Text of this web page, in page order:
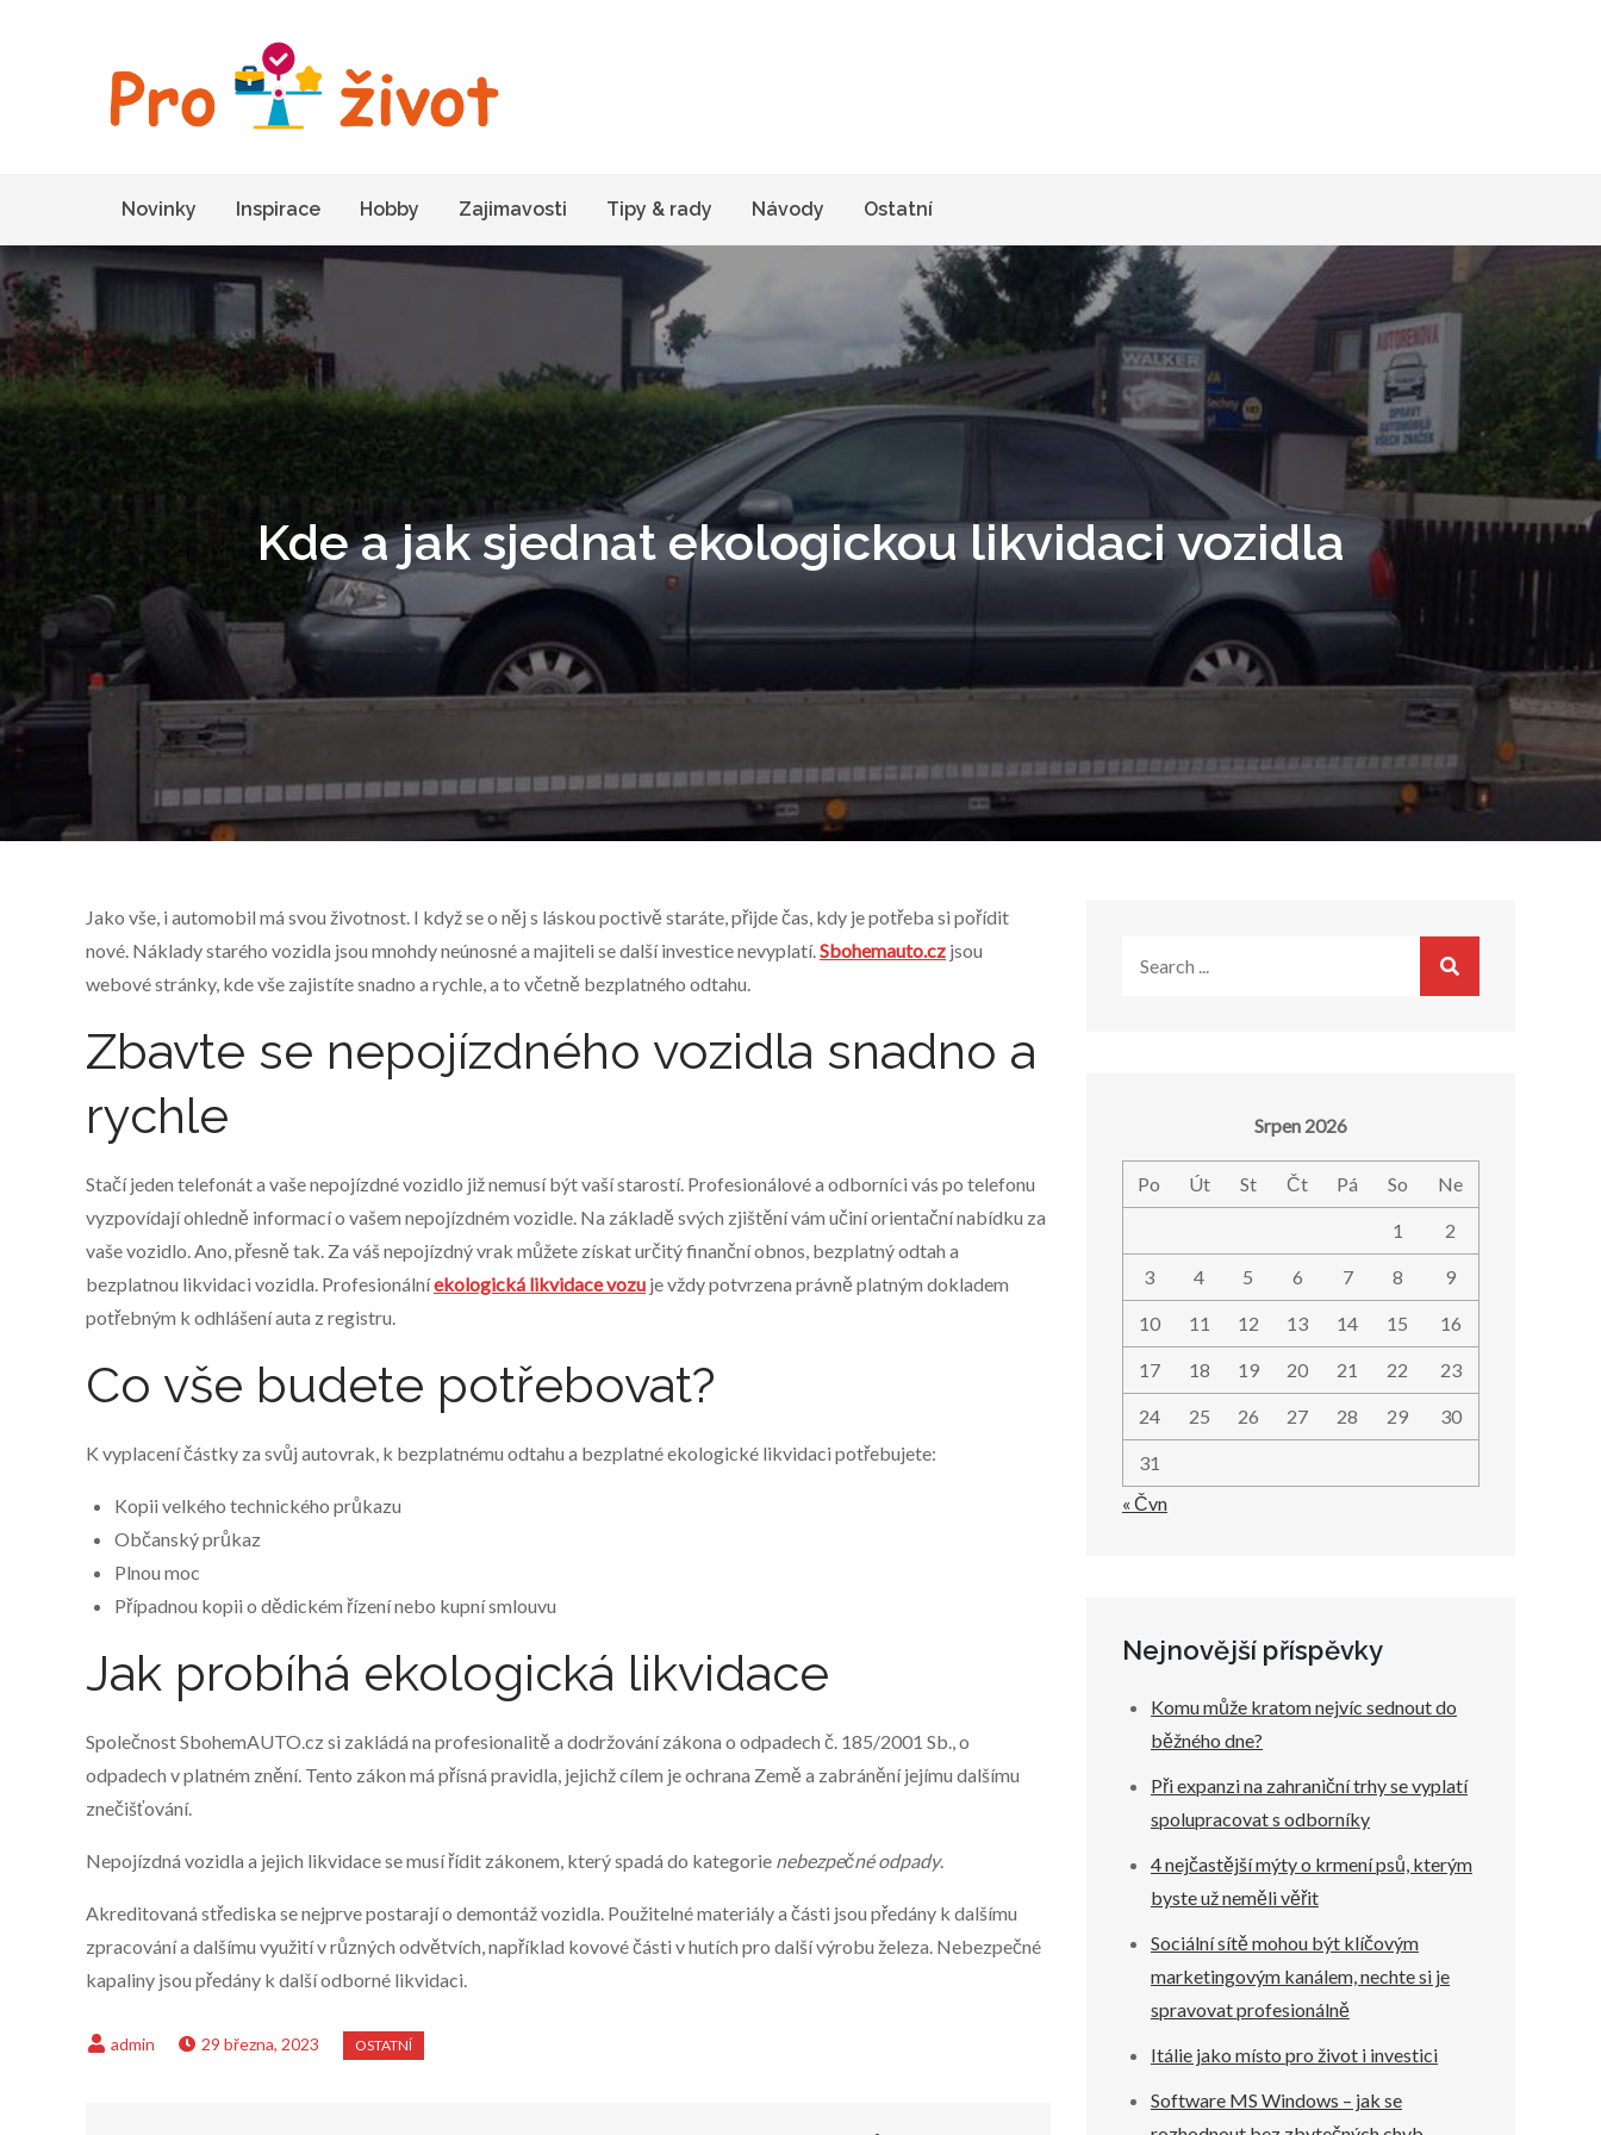
Novinky Inspirace Hobby Zajimavosti Tipy & rady Návody Ostatní
Kde a jak sjednat ekologickou likvidaci vozidla
Jako vše, i automobil má svou životnost. I když se o něj s láskou poctivě staráte, přijde čas, kdy je potřeba si pořídit
nové. Náklady starého vozidla jsou mnohdy neúnosné a majiteli se další investice nevyplatí.Sbohemauto.cz jsou
webové stránky, kde vše zajistíte snadno a rychle, a to včetně bezplatného odtahu.
Zbavte se nepojízdného vozidla snadno a
rychle
Stačí jeden telefonát a vaše nepojízdné vozidlo již nemusí být vaší starostí. Profesionálové a odborníci vás po telefonu
vyzpovídají ohledně informací o vašem nepojízdném vozidle. Na základě svých zjištění vám učiní orientační nabídku za
vaše vozidlo. Ano, přesně tak. Za váš nepojízdný vrak můžete získat určitý finanční obnos, bezplatný odtah a
bezplatnou likvidaci vozidla. Profesionálníekologická likvidace vozu je vždy potvrzena právně platným dokladem
potřebným k odhlášení auta z registru.
Co vše budete potřebovat?
K vyplacení částky za svůj autovrak, k bezplatnému odtahu a bezplatné ekologické likvidaci potřebujete:
Kopii velkého technického průkazu
Občanský průkaz
Plnou moc
Případnou kopii o dědickém řízení nebo kupní smlouvu
Jak probíhá ekologická likvidace
Společnost SbohemAUTO.cz si zakládá na profesionalitě a dodržování zákona o odpadech č. 185/2001 Sb., o
odpadech v platném znění. Tento zákon má přísná pravidla, jejichž cílem je ochrana Země a zabránění jejímu dalšímu
znečišťování.
Nepojízdná vozidla a jejich likvidace se musí řídit zákonem, který spadá do kategorie nebezpečné odpady.
Akreditovaná střediska se nejprve postarají o demontáž vozidla. Použitelné materiály a části jsou předány k dalšímu
zpracování a dalšímu využití v různých odvětvích, například kovové části v hutích pro další výrobu železa. Nebezpečné
kapaliny jsou předány k další odborné likvidaci.
29 března, 2023
Srpen 2026
Po Út St Čt Pá So Ne
1 2
3 4 5 6 7 8 9
10 11 12 13 14 15 16
17 18 19 20 21 22 23
24 25 26 27 28 29 30
31
« Čvn
Nejnovější příspěvky
Komu může kratom nejvíc sednout do
běžného dne?
Při expanzi na zahraniční trhy se vyplatí
spolupracovat s odborníky
4 nejčastější mýty o krmení psů, kterým
byste už neměli věřit
Sociální sítě mohou být klíčovým
marketingovým kanálem, nechte si je
spravovat profesionálně
Itálie jako místo pro život i investici
Software MS Windows – jak se